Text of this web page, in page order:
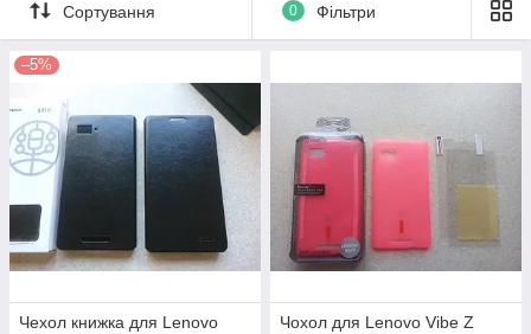
Сортування 0 Фільтри
–5%
Чехол книжка для Lenovo
Чохол для Lenovo Vibe Z